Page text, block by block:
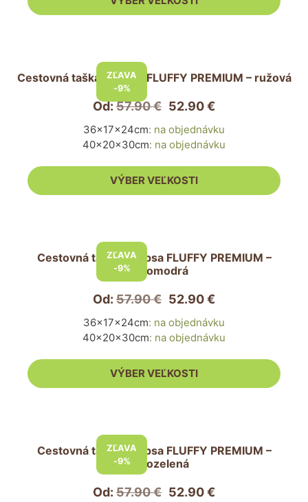
ZĽAVA
-9%
Cestovná taška pre psa FLUFFY PREMIUM – ružová
Od:57.90€ 52.90€
36x17x24cm: na objednávku
40x20x30cm: na objednávku
VÝBER VEĽKOSTI
má
môžete
vybrať
ZĽAVA
-9%
Cestovná taška pre psa FLUFFY PREMIUM –
tmavomodrá
Od: 57.90€ 52.90€
36x17x24cm: na objednávku
40x20x30cm: na objednávku
VÝBER VEĽKOSTI
vybrať
ZĽAVA
-9%
Cestovná taška pre psa FLUFFY PREMIUM –
tmavozelená
Od: 57.90€ 52.90€